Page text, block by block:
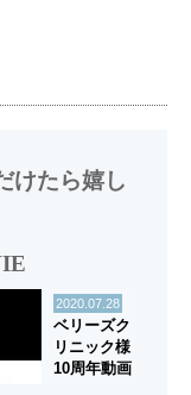
けたら嬉し
2020.07.28
ベリーズク
リニック様
10周年動画